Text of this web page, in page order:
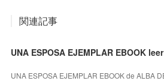
関連記事
UNA ESPOSA EJEMPLAR EBOOK
UNA ESPOSA EJEMPLAR EBOOK de ALBA